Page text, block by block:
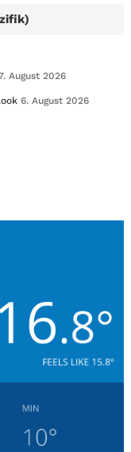
August 2026
6. August 2026